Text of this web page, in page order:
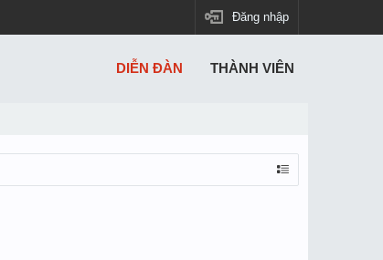
Đăng nhập
DIỄN ĐÀN THÀNH VIÊN